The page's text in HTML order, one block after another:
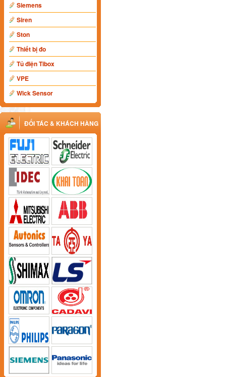
Siemens
Siren
Ston
Thiết bị đo
Tủ điện Tibox
VPE
Wick Sensor
ĐỐI TÁC & KHÁCH HÀNG